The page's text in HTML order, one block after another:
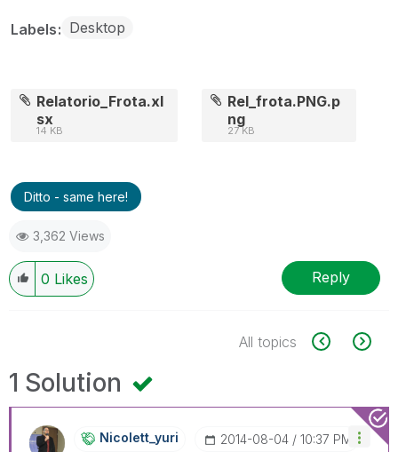
Labels Desktop
Relatorio_Frota.xl
sx
14 KB
Rel_frota.PNG.p
ng
27 KB
Ditto - same here!
3,362 Views
0 Likes Reply
All topics
1 Solution
Nicolett_yuri ‎2014-08-04 10:37 PM